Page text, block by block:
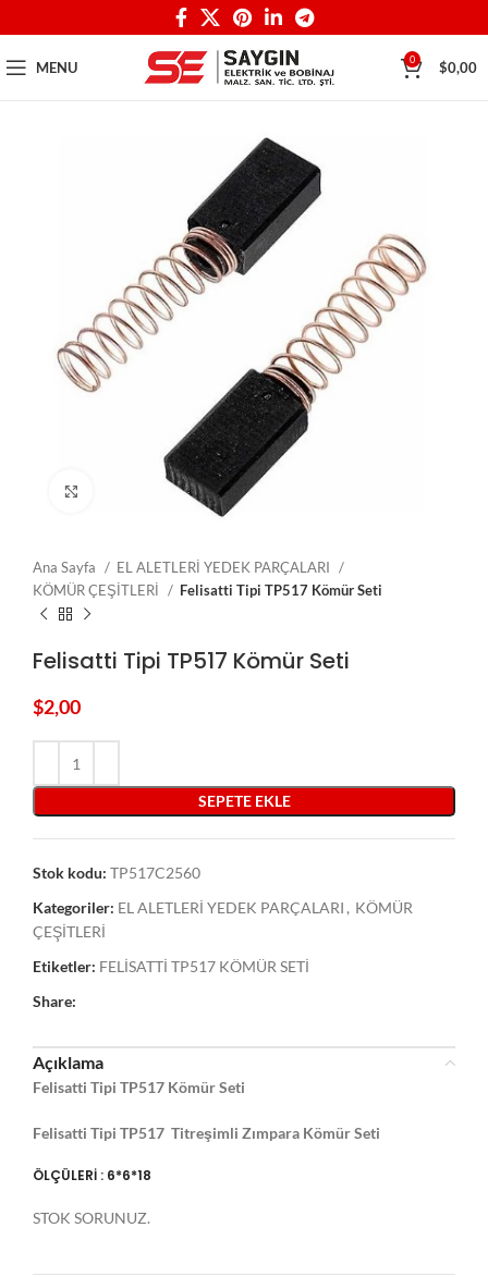
MENU 0 $0,00
Click to enlarge
Ana Sayfa
EL ALETLERİ YEDEK PARÇALARI
KÖMÜR ÇEŞİTLERİ
Felisatti Tipi TP517 Kömür Seti
Felisatti Tipi TP517 Kömür Seti
$2,00
SEPETE EKLE
Stok kodu: TP517C2560
Kategoriler: EL ALETLERİ YEDEK PARÇALARI , KÖMÜR
ÇEŞİTLERİ
Etiketler: FELİSATTİ TP517 KÖMÜR SETİ
Share:
Açıklama
Felisatti Tipi TP517 Kömür Seti
Felisatti Tipi TP517 Titreşimli Zımpara Kömür Seti
ÖLÇÜLERİ : 6*6*18
STOK SORUNUZ.